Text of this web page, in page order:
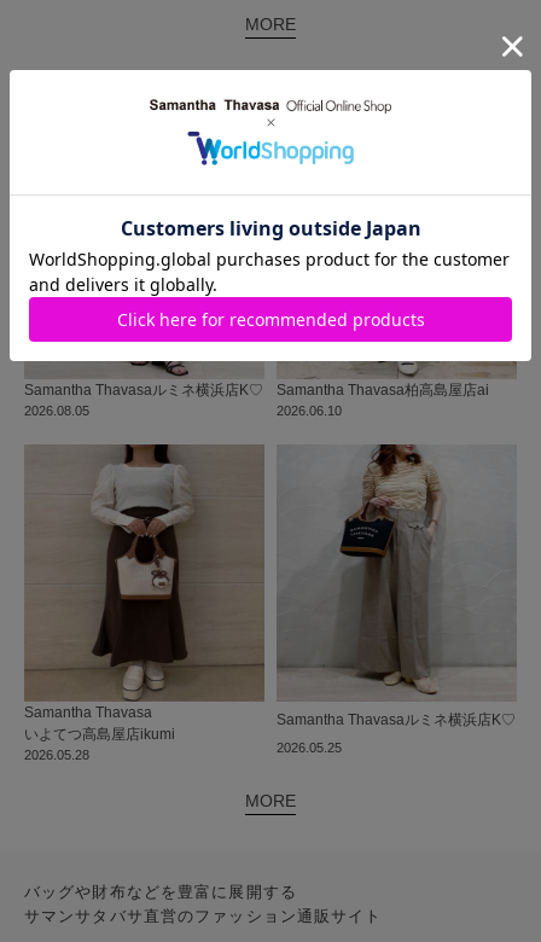
MORE
2026.08.05
Samantha Thavasaルミネ横浜店K♡
2026.06.10
Samantha Thavasa柏高島屋店ai
2026.05.28
Samantha Thavasa
いよてつ高島屋店ikumi
2026.05.25
Samantha Thavasaルミネ横浜店K♡
MORE
バッグや財布などを豊富に展開する
サマンサタバサ直営のファッション通販サイト